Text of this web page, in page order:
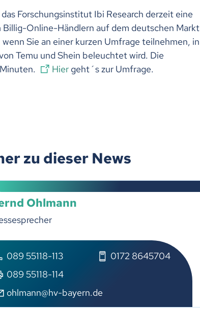
Forschungsinstitut Ibi Research derzeit eine
Online-Händlern auf dem deutschen Markt
Sie an einer kurzen Umfrage teilnehmen, in
Temu und Shein beleuchtet wird. Die
Hier geht´s zur Umfrage.
zu dieser News
Ohlmann
089 55118-113
0172 8645704
089 55118-114
hlm nn hv-b y rn d